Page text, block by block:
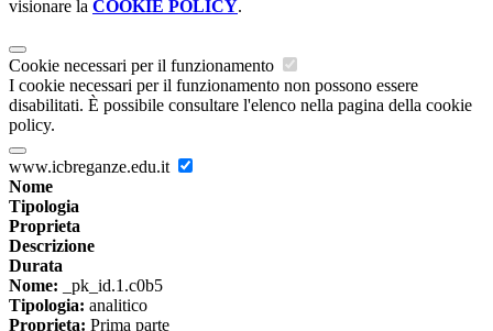
visionare la COOKIE POLICY.
Cookie necessari per il funzionamento
I cookie necessari per il funzionamento non possono essere
disabilitati. È possibile consultare l'elenco nella pagina della cookie
policy.
www.icbreganze.edu.it
Nome
Tipologia
Proprieta
Descrizione
Durata
Nome: _pk_id.1.c0b5
Tipologia: analitico
Proprieta: Prima parte